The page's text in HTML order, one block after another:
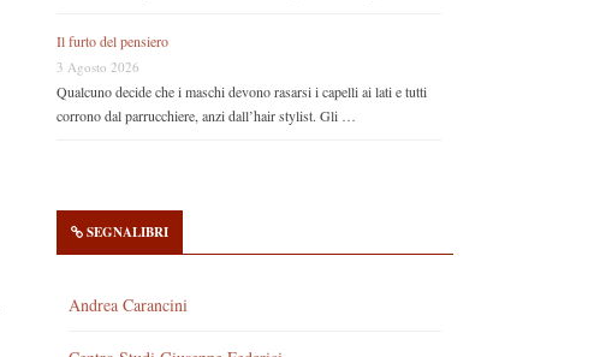
Il furto del pensiero
3 Agosto 2026
Qualcuno decide che i maschi devono rasarsi i capelli ai lati e tutti
corrono dal parrucchiere, anzi dall’hair stylist. Gli …
SEGNALIBRI
Andrea Carancini